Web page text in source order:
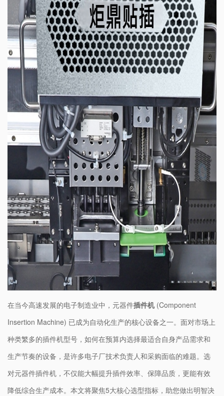
在当今高速发展的电子制造业中，元器件插件机(Component
Insertion Machine) 已成为自动化生产的核心设备之一。面对市场上
种类繁多的插件机型号，如何在预算内选择最适合自身产品需求和
生产节奏的设备，是许多电子厂技术负责人和采购面临的难题。选
对元器件插件机，不仅能大幅提升插件效率、保障品质，更能有效
降低综合生产成本。本文将聚焦5大核心选型指标，助您做出明智决